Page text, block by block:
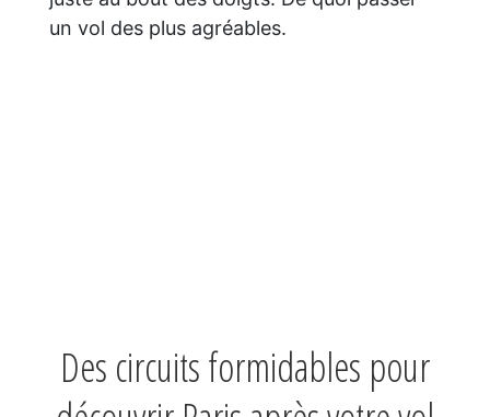
un vol des plus agréables.
Des circuits formidables pour